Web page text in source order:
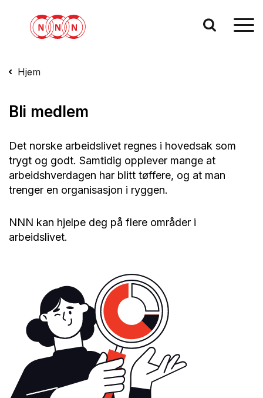
Hjem
Bli medlem
Det norske arbeidslivet regnes i hovedsak som
trygt og godt. Samtidig opplever mange at
arbeidshverdagen har blitt tøffere, og at man
trenger en organisasjon i ryggen.
NNN kan hjelpe deg på flere områder i
arbeidslivet.